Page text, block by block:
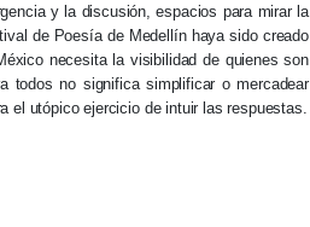
y la discusión, espacios para mirar la
de Poesía de Medellín haya sido creado
necesita la visibilidad de quienes son
todos no significa simplificar o mercadear
el utópico ejercicio de intuir las respuestas.